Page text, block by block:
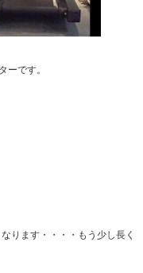
ーです。
ります・・・・もう少し長く